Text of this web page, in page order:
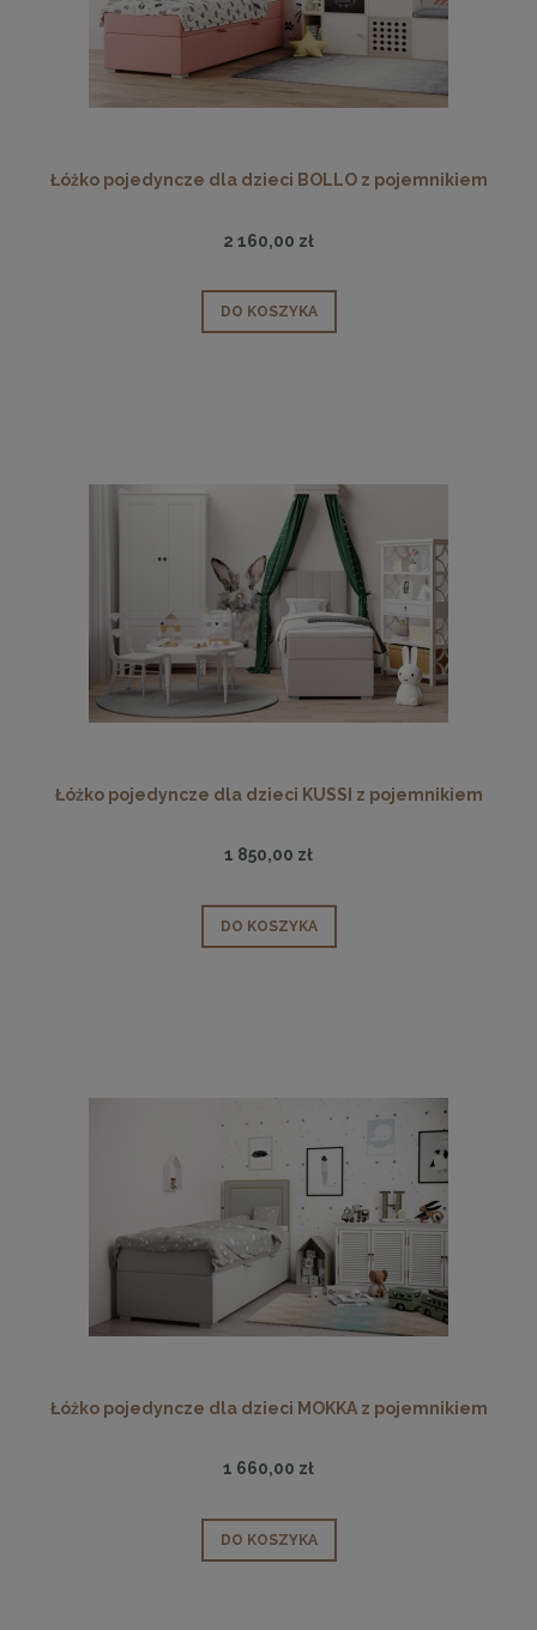
Łóżko pojedyncze dla dzieci BOLLO z pojemnikiem
2 160,00 zł
DO KOSZYKA
Łóżko pojedyncze dla dzieci KUSSI z pojemnikiem
1 850,00 zł
DO KOSZYKA
Łóżko pojedyncze dla dzieci MOKKA z pojemnikiem
1 660,00 zł
DO KOSZYKA